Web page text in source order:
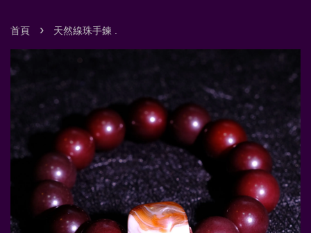
首頁 › 天然線珠手鍊 .